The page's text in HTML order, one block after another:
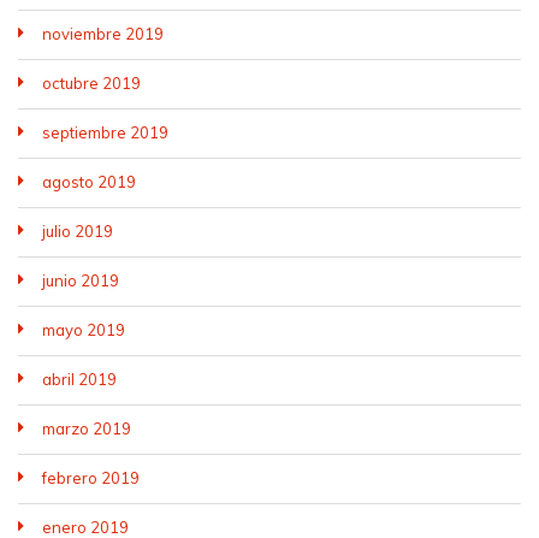
noviembre 2019
octubre 2019
septiembre 2019
agosto 2019
julio 2019
junio 2019
mayo 2019
abril 2019
marzo 2019
febrero 2019
enero 2019